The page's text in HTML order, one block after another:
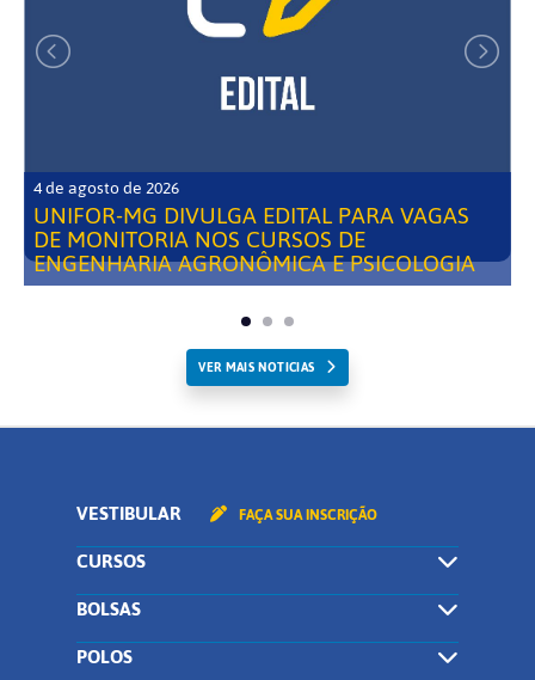
4 de agosto de 2026
UNIFOR-MG DIVULGA EDITAL PARA VAGAS
DE MONITORIA NOS CURSOS DE
ENGENHARIA AGRONÔMICA E PSICOLOGIA
VER MAIS NOTICIAS
VESTIBULAR FAÇA SUA INSCRIÇÃO
CURSOS
BOLSAS
POLOS